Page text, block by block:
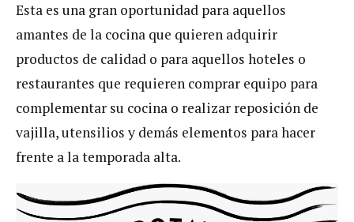
Esta es una gran oportunidad para aquellos
amantes de la cocina que quieren adquirir
productos de calidad o para aquellos hoteles o
restaurantes que requieren comprar equipo para
complementar su cocina o realizar reposición de
vajilla, utensilios y demás elementos para hacer
frente a la temporada alta.